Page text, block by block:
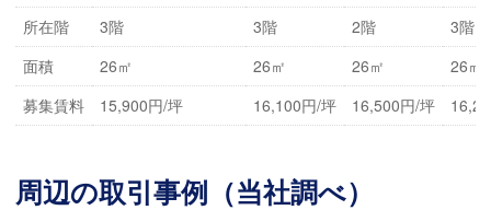
所在階
3階 3階 2階
3階
面積
26㎡ 26㎡ 26㎡
26㎡
募集賃料
15,900円/坪 16,100円/坪 16,500円/坪
周辺の取引事例（当社調べ）